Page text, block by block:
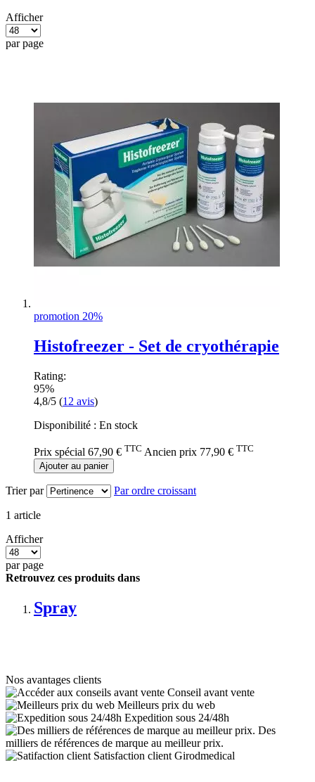
Afficher
par page
promotion 20%
Histofreezer - Set de cryothérapie
Rating:
95%
4,8/5 (12 avis)
Disponibilité : En stock
Prix spécial 67,90 € TTC Ancien prix 77,90 € TTC
Ajouter au panier
Trier par Par ordre croissant
1 article
Afficher
par page
Retrouvez ces produits dans
Spray
Nos avantages clients
Conseil avant vente
Meilleurs prix du web
Expedition sous 24/48h
Des
milliers de références de marque au meilleur prix.
Satisfaction client Girodmedical